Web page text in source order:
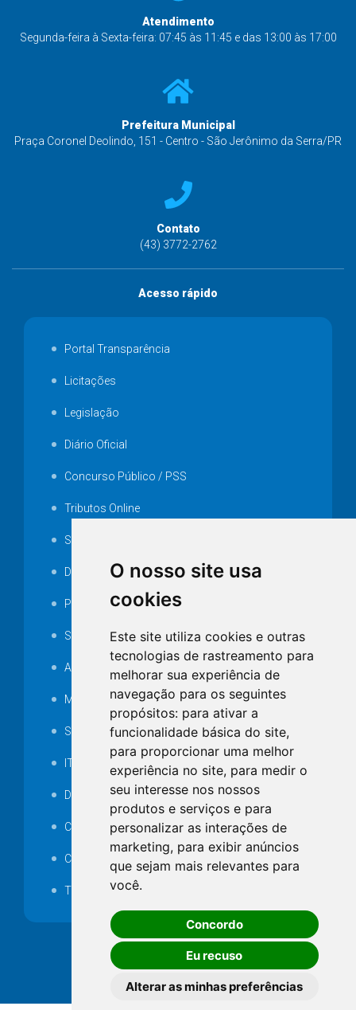
O nosso site usa
cookies
Este site utiliza cookies e outras
tecnologias de rastreamento para
melhorar sua experiência de
navegação para os seguintes
propósitos: para ativar a
funcionalidade básica do site,
para proporcionar uma melhor
experiência no site, para medir o
seu interesse nos nossos
produtos e serviços e para
personalizar as interações de
marketing, para exibir anúncios
que sejam mais relevantes para
você.
Concordo
Eu recuso
Alterar as minhas preferências
Atendimento
Segunda-feira à Sexta-feira: 07:45 às 11:45 e das 13:00 às 17:00
Prefeitura Municipal
Praça Coronel Deolindo, 151 - Centro - São Jerônimo da Serra/PR
Contato
(43) 3772-2762
Acesso rápido
Portal Transparência
Licitações
Legislação
Diário Oficial
Concurso Público / PSS
Tributos Online
Serviços ISS-E
Decretos
Portarias
SAMAE
Audiência pública
MANUTENÇÃO DE ILUMINAÇÃO PÚBLICA
Serviços Técnicos TI
ITR
Desapropriações
Catalogo Eletrônico de Padronização
Consórcios Municipais
Telefones Úteis